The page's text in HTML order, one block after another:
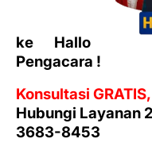
ke Hallo
Pengacara !
Konsultasi
Hubungi Layanan
3683-8453